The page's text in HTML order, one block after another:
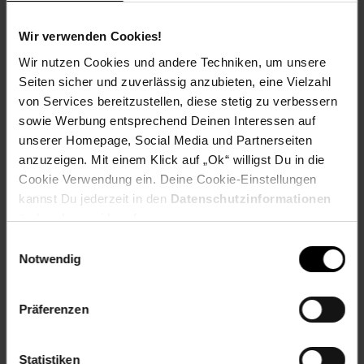
Wir verwenden Cookies!
Wir nutzen Cookies und andere Techniken, um unsere
Seiten sicher und zuverlässig anzubieten, eine Vielzahl
von Services bereitzustellen, diese stetig zu verbessern
sowie Werbung entsprechend Deinen Interessen auf
unserer Homepage, Social Media und Partnerseiten
anzuzeigen. Mit einem Klick auf „Ok“ willigst Du in die
Cookie Verwendung ein. Deine Cookie-Einstellungen
kannst Du jederzeit in den Datenschutzinformationen
ändern bzw. widerrufen.
Notwendig
Präferenzen
Statistiken
productSafetyEmail: Germany@hti-line.de
productSafetyPhone: +49 (0) 3431 6064831
Material: Holznachbildung
Farbe (außen): Old Style dunkel/Betonoxid
Set-Größe (Teile): 1 Bettgestell
Länge (cm): 204 cm
Breite (cm): 145 cm
Gestell aus: Holznachbildung
Gewicht: keine Angabe
Tiefe (cm): 204 cm
Artikelnummer: 2276194000